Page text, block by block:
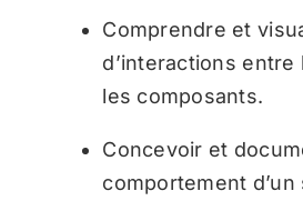
Comprendre et
d’interactions entre
les composants.
Concevoir et
comportement